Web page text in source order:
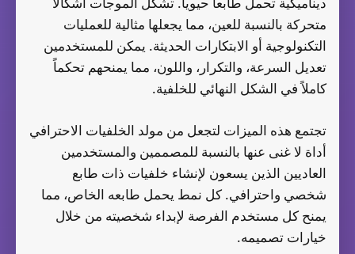
متحركة بالنسبة للعين، مما يجعلها مثالية للعمليات
التكنولوجية أو الابتكارات الحديثة. يمكن للمستخدمين
تعديل السرعة، والتكرار، واللون، مما يمنحهم تحكماً
كاملاً في الشكل النهائي للخلفية.
تجتمع هذه الميزات لتجعل من مولد الخلفيات الاحترافي
أداة لا غنى عنها بالنسبة للمصممين والمستخدمين
العاديين الذين يسعون لإنشاء خلفيات ذات طابع
شخصي واحترافي. كل نمط يحمل طابعه الخاص، مما
يمنح كل مستخدم الفرصة لإبداء شخصيته من خلال
خيارات تصميمه.